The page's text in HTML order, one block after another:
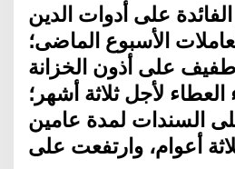
على أدوات الدين
الأسبوع الماضى؛
على أذون الخزانة
العطاء لأجل ثلاثة أشهر؛
السندات لمدة عامين
أعوام، وارتفعت على